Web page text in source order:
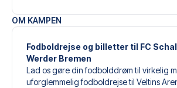
OM KAMPEN
Fodboldrejse og billetter til FC
Werder Bremen
Lad os gøre din fodbolddrøm til virkelig
uforglemmelig fodboldrejse til Veltins